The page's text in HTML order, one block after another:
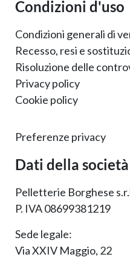
Condizioni d'uso
Condizioni generali di
Recesso, resi e
Risoluzione delle
Privacy policy
Cookie policy
Preferenze privacy
Dati della società
Pelletterie Borghese
P. IVA 08699381219
Sede legale:
Via XXIV Maggio, 22